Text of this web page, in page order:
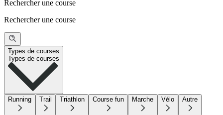
Rechercher une course
Rechercher une course
Types de courses
Types de courses
Running Trail Triathlon Course fun Marche Vélo Autre